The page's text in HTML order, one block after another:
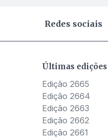
Redes sociais
Últimas edições
Edição 2665
Edição 2664
Edição 2663
Edição 2662
Edição 2661